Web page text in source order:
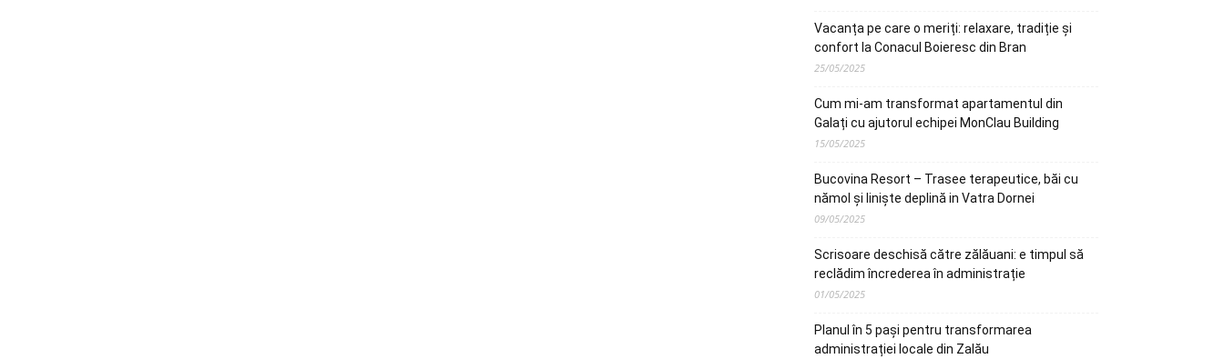
Vacanța pe care o meriți: relaxare, tradiție și
confort la Conacul Boieresc din Bran
25/05/2025
Cum mi-am transformat apartamentul din
Galați cu ajutorul echipei MonClau Building
15/05/2025
Bucovina Resort – Trasee terapeutice, băi cu
nămol și liniște deplină in Vatra Dornei
09/05/2025
Scrisoare deschisă către zălăuani: e timpul să
reclădim încrederea în administrație
01/05/2025
Planul în 5 pași pentru transformarea
administrației locale din Zalău